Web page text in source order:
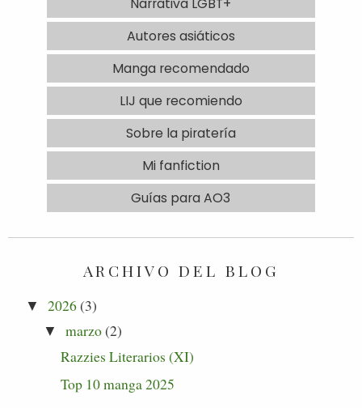
Autores asiáticos
Manga recomendado
LIJ que recomiendo
Sobre la piratería
Mi fanfiction
Guías para AO3
ARCHIVO DEL BLOG
▼ 2026(3)
▼ marzo(2)
Razzies Literarios (XI)
Top 10 manga 2025